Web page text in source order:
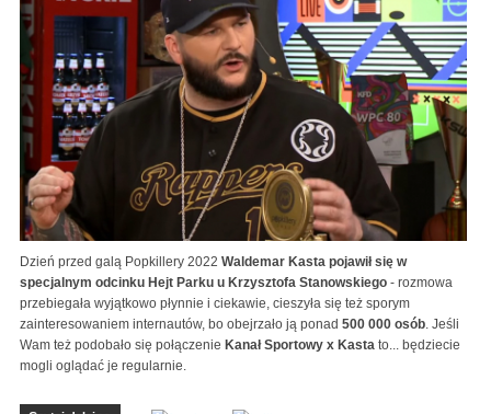
Dzień przed galą Popkillery 2022 Waldemar Kasta pojawił się w
specjalnym odcinku Hejt Parku u Krzysztofa Stanowskiego - rozmowa
przebiegała wyjątkowo płynnie i ciekawie, cieszyła się też sporym
zainteresowaniem internautów, bo obejrzało ją ponad 500 000 osób. Jeśli
Wam też podobało się połączenie Kanał Sportowy x Kasta to... będziecie
mogli oglądać je regularnie.